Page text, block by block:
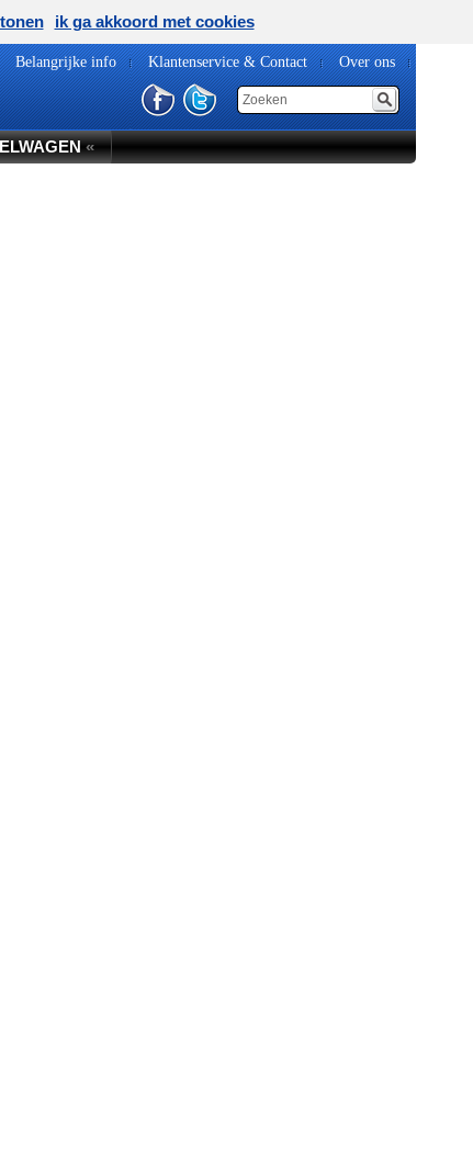
Belangrijke info Klantenservice & Contact Over ons
«
ik ga akkoord met cookies